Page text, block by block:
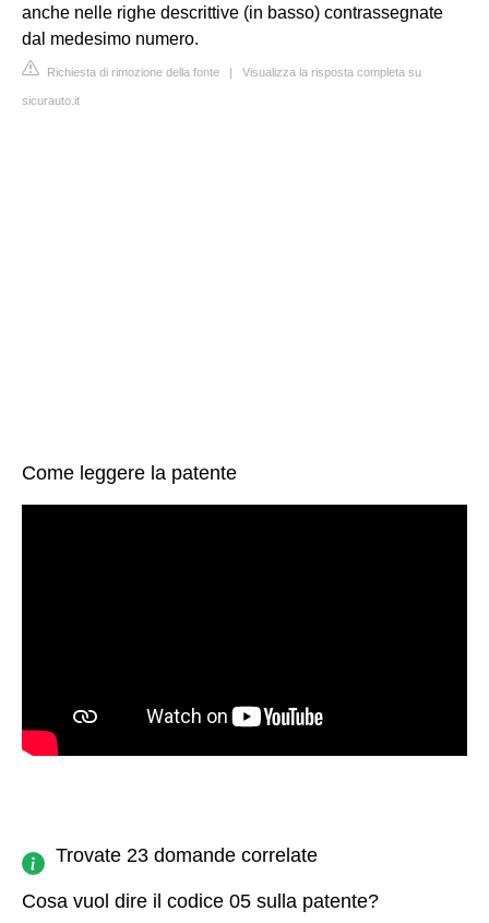
anche nelle righe descrittive (in basso) contrassegnate
dal medesimo numero.
Richiesta di rimozione della fonte | Visualizza la risposta completa su
sicurauto.it
Come leggere la patente
Trovate 23 domande correlate
Cosa vuol dire il codice 05 sulla patente?